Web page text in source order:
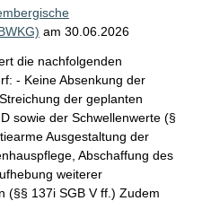
am 30.06.2026
die nachfolgenden
- Keine Absenkung der
der geplanten
sowie der Schwellenwerte (§
Ausgestaltung der
Abschaffung des
weiterer
(§§ 137i SGB V ff.) Zudem